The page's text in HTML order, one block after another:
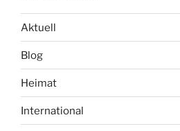
Aktuell
Blog
Heimat
International